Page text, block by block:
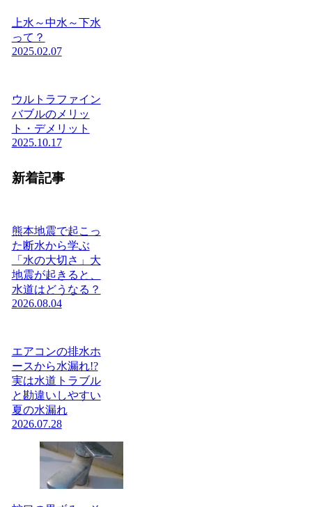
上水～中水～下水
って？
2025.02.07
ウルトラファイン
バブルのメリッ
ト・デメリット
2025.10.17
新着記事
熊本地震で起こっ
た断水から学ぶ
「水の大切さ」大
地震が起きると、
水道はどうなる？
2026.08.04
エアコンの排水ホ
ースから水漏れ!?
実は水道トラブル
と勘違いしやすい
夏の水漏れ
2026.07.28